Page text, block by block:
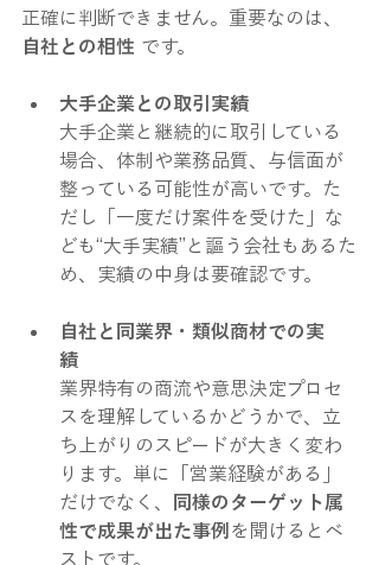
正確に判断できません。重要なのは、
自社との相性 です。
大手企業との取引実績
大手企業と継続的に取引している
場合、体制や業務品質、与信面が
整っている可能性が高いです。た
だし「一度だけ案件を受けた」な
ども“大手実績”と謳う会社もあるた
め、実績の中身は要確認です。
自社と同業界・類似商材での実
績
業界特有の商流や意思決定プロセ
スを理解しているかどうかで、立
ち上がりのスピードが大きく変わ
ります。単に「営業経験がある」
だけでなく、
同様のターゲット属
性で成果が出た事例 を聞けるとベ
ストです。